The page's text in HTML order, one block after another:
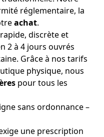
réglementaire, la
achat.
discrète et
2 à 4 jours ouvrés
Grâce à nos tarifs
physique, nous
pour tous les
sans ordonnance –
une prescription